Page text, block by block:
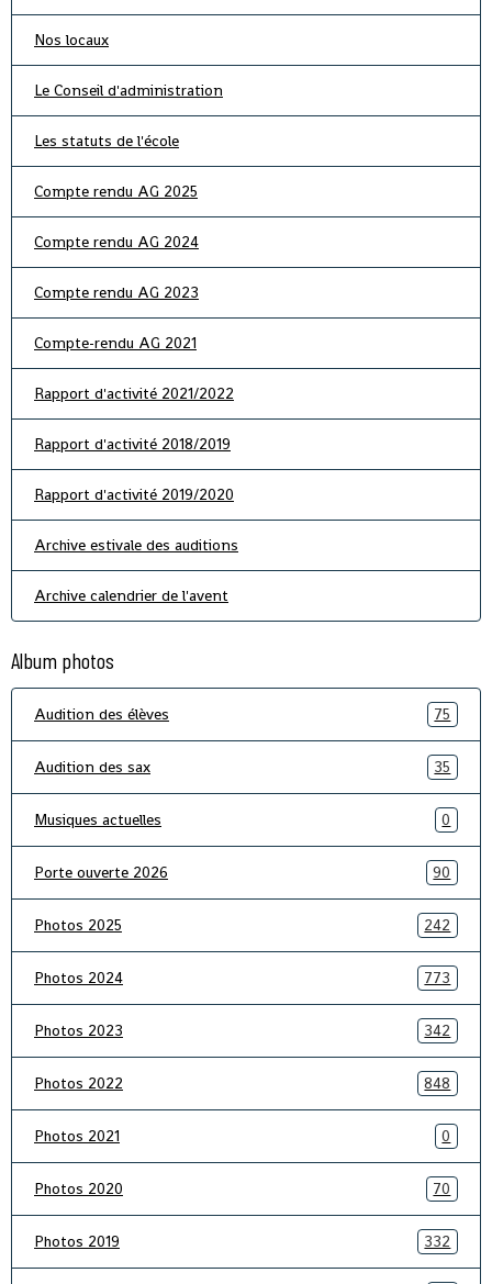
Nos locaux
Le Conseil d'administration
Les statuts de l'école
Compte rendu AG 2025
Compte rendu AG 2024
Compte rendu AG 2023
Compte-rendu AG 2021
Rapport d'activité 2021/2022
Rapport d'activité 2018/2019
Rapport d'activité 2019/2020
Archive estivale des auditions
Archive calendrier de l'avent
Album photos
Audition des élèves 75
Audition des sax 35
Musiques actuelles 0
Porte ouverte 2026 90
Photos 2025 242
Photos 2024 773
Photos 2023 342
Photos 2022 848
Photos 2021 0
Photos 2020 70
Photos 2019 332